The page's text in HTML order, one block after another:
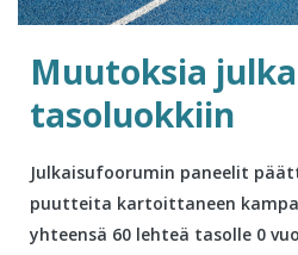
Muutoksia
tasoluokkiin
Julkaisufoorumin paneelit
puutteita kartoittaneen
yhteensä 60 lehteä tasolle 0